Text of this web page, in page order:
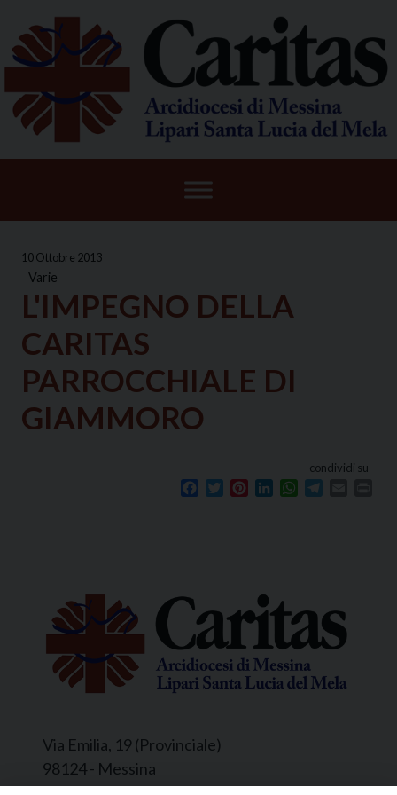
content
10 Ottobre 2013
Varie
L'IMPEGNO DELLA
CARITAS
PARROCCHIALE DI
GIAMMORO
condividi su
Facebook
TwitterPinterestLinkedInWhatsApp
Via Emilia, 19 (Provinciale)
98124 - Messina